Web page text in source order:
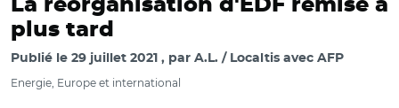
La réorganisation d'EDF remise à
plus tard
Publié le 29 juillet 2021 par A.L. / Localtis avec AFP
Energie, Europe et international